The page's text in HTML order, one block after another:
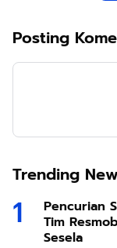
Posting
Trending
Pencurian
Tim
Sesela